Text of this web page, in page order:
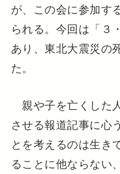
が、この会に参加す
られる。今回は「３
あり、東北大震災の
た。
親や子を亡くした
させる報道記事に心
とを考えるのは生き
ることに他ならない